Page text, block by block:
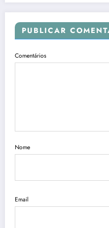
PUBLICAR
Comentários
Nome
Email